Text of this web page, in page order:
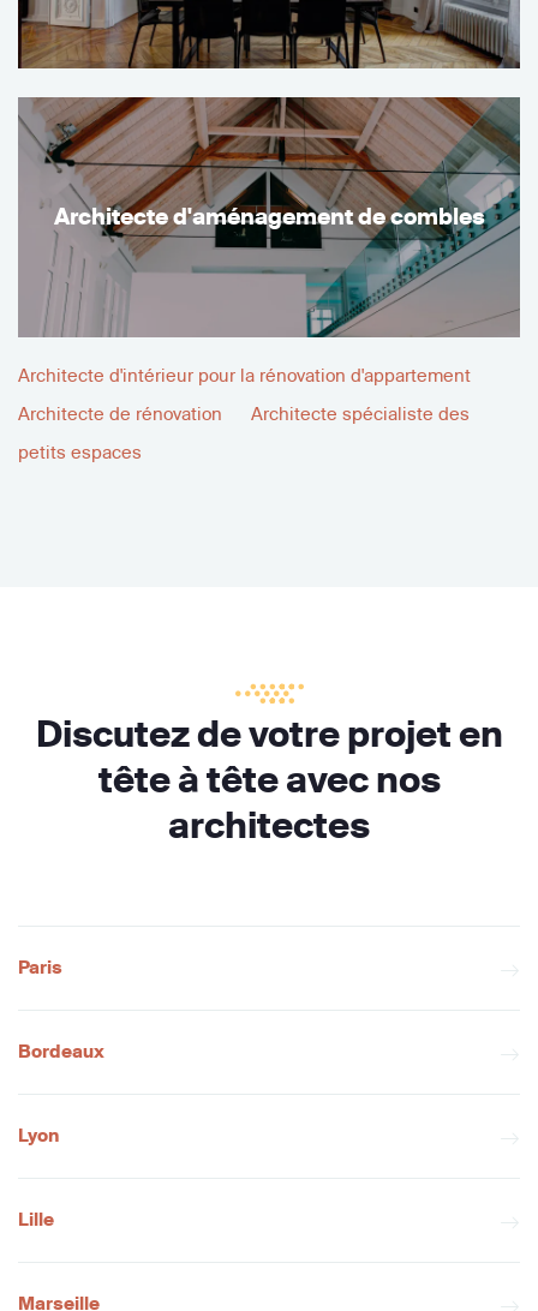
Architecte d'aménagement de combles
Architecte d'intérieur pour la rénovation d'appartement
Architecte de rénovation
Architecte spécialiste des
petits espaces
Discutez de votre projet en
tête à tête avec nos
architectes
Paris
Bordeaux
Lyon
Lille
Marseille